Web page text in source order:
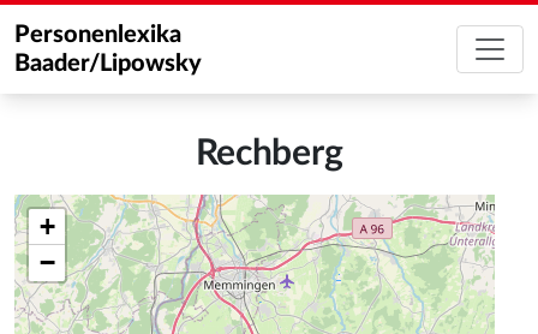
Personenlexika
Baader/Lipowsky
Rechberg
+
−